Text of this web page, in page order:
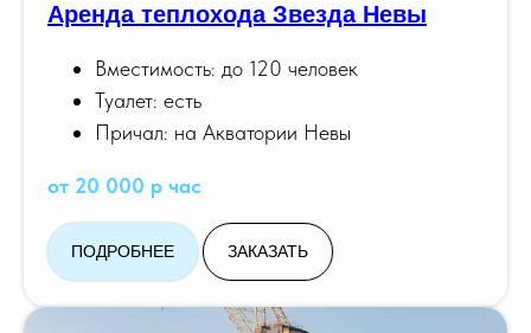
Аренда теплохода Звезда Невы
Вместимость: до 120 человек
Туалет: есть
Причал: на Акватории Невы
от 20 000 р час
ПОДРОБНЕЕ ЗАКАЗАТЬ